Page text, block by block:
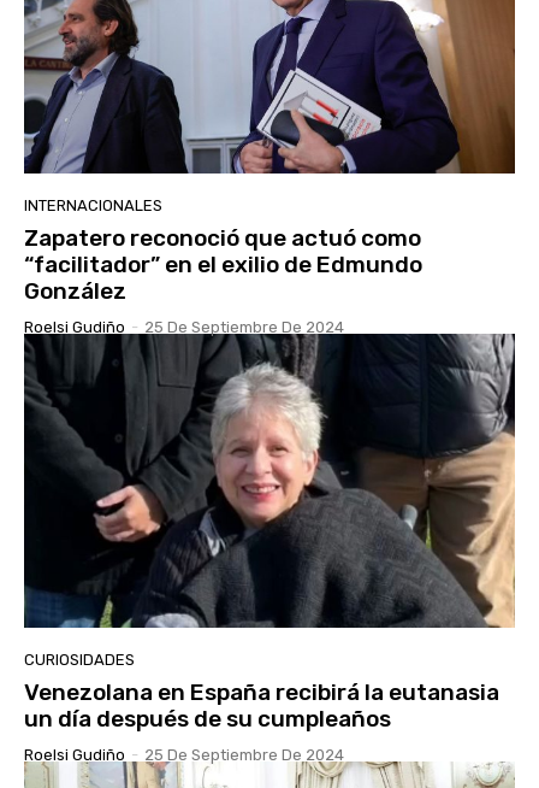
INTERNACIONALES
Zapatero reconoció que actuó como
“facilitador” en el exilio de Edmundo
González
Roelsi Gudiño - 25 De Septiembre De 2024
CURIOSIDADES
Venezolana en España recibirá la eutanasia
un día después de su cumpleaños
Roelsi Gudiño - 25 De Septiembre De 2024